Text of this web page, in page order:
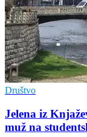
Društvo
Jelena iz
muž na